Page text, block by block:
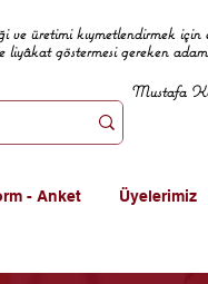
ve üretimi kıymetlendirmek için
liyâkat göstermesi gereken
Mustafa
- Anket Üyelerimiz